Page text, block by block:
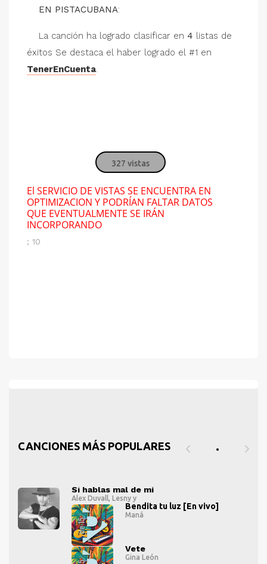
EN PISTACUBANA:
La canción ha logrado clasificar en 4 listas de
éxitos Se destaca el haber logrado el #1 en
TenerEnCuenta.
327 vistas
El SERVICIO DE VISTAS SE ENCUENTRA EN
OPTIMIZACION Y PODRÍAN FALTAR DATOS
QUE EVENTUALMENTE SE IRÁN
INCORPORANDO
; 10
CANCIONES MÁS POPULARES
Si hablas mal de mí
Alex Duvall, Lesny y
" alt="">
Bendita tu luz [En vivo]
Maná
Vete
Gina León